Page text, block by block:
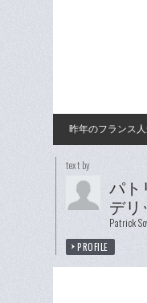
昨年のフランス
text by
パト
デリ
Patrick
PROFILE